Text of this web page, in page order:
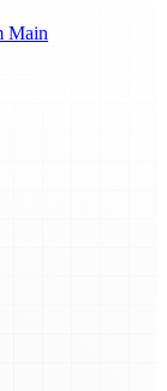
Main